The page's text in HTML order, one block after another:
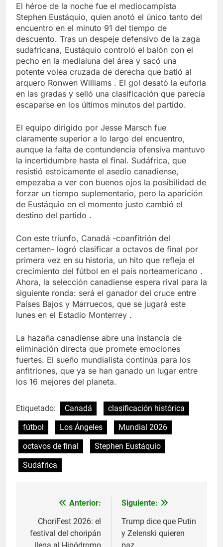
El héroe de la noche fue el mediocampista
Stephen Eustáquio, quien anotó el único tanto del
encuentro en el minuto 91 del tiempo de
descuento. Tras un despeje defensivo de la zaga
sudafricana, Eustáquio controló el balón con el
pecho en la medialuna del área y sacó una
potente volea cruzada de derecha que batió al
arquero Ronwen Williams . El gol desató la euforia
en las gradas y selló una clasificación que parecía
escaparse en los últimos minutos del partido.
El equipo dirigido por Jesse Marsch fue
claramente superior a lo largo del encuentro,
aunque la falta de contundencia ofensiva mantuvo
la incertidumbre hasta el final. Sudáfrica, que
resistió estoicamente el asedio canadiense,
empezaba a ver con buenos ojos la posibilidad de
forzar un tiempo suplementario, pero la aparición
de Eustáquio en el momento justo cambió el
destino del partido .
Con este triunfo, Canadá -coanfitrión del
certamen- logró clasificar a octavos de final por
primera vez en su historia, un hito que refleja el
crecimiento del fútbol en el país norteamericano .
Ahora, la selección canadiense espera rival para la
siguiente ronda: será el ganador del cruce entre
Países Bajos y Marruecos, que se jugará este
lunes en el Estadio Monterrey .
La hazaña canadiense abre una instancia de
eliminación directa que promete emociones
fuertes. El sueño mundialista continúa para los
anfitriones, que ya se han ganado un lugar entre
los 16 mejores del planeta.
Etiquetado: Canadá
clasificación histórica
fútbol
Los Ángeles
Mundial 2026
octavos de final
Stephen Eustáquio
Sudáfrica
Navegación
de
entradas
Anterior:
ChoriFest 2026: el
festival del choripán
Siguiente:
Trump dice que Putin
y Zelenski quieren